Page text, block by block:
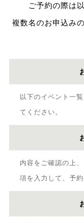
ご予約の際は
複数名のお申込み
以下のイベント一
てください。
内容をご確認の上
項を入力して、予